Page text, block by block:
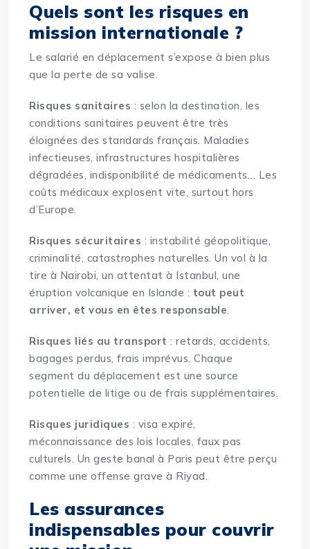
Quels sont les risques en
mission internationale ?
Le salarié en déplacement s’expose à bien plus
que la perte de sa valise.
Risques sanitaires : selon la destination, les
conditions sanitaires peuvent être très
éloignées des standards français. Maladies
infectieuses, infrastructures hospitalières
dégradées, indisponibilité de médicaments… Les
coûts médicaux explosent vite, surtout hors
d’Europe.
Risques sécuritaires : instabilité géopolitique,
criminalité, catastrophes naturelles. Un vol à la
tire à Nairobi, un attentat à Istanbul, une
éruption volcanique en Islande : tout peut
arriver, et vous en êtes responsable.
Risques liés au transport : retards, accidents,
bagages perdus, frais imprévus. Chaque
segment du déplacement est une source
potentielle de litige ou de frais supplémentaires.
Risques juridiques : visa expiré,
méconnaissance des lois locales, faux pas
culturels. Un geste banal à Paris peut être perçu
comme une offense grave à Riyad.
Les assurances
indispensables pour couvrir